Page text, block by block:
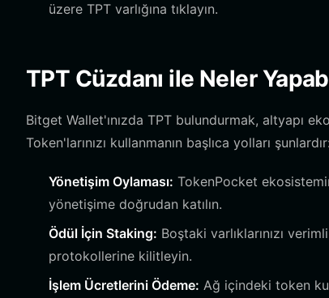
üzere TPT varlığına tıklayın.
TPT Cüzdanı ile Neler
Bitget Wallet'ınızda TPT bulundurmak, altyapı
Token'larınızı kullanmanın başlıca yolları şunlardır:
Yönetişim Oylaması: TokenPocket
yönetişime doğrudan katılın.
Ödül İçin Staking: Boştaki varlıklarınızı
protokollerine kilitleyin.
İşlem Ücretlerini Ödeme: Ağ içindeki token